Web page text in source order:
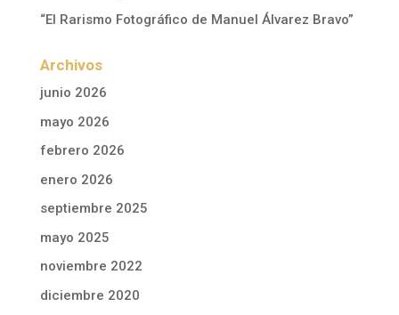
“El Rarismo Fotográfico de Manuel Álvarez Bravo”
Archivos
junio 2026
mayo 2026
febrero 2026
enero 2026
septiembre 2025
mayo 2025
noviembre 2022
diciembre 2020